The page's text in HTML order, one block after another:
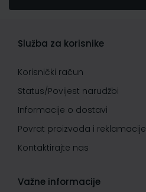
Služba za korisnike
Korisnički račun
Status/Povijest narudžbi
Informacije o dostavi
Povrat proizvoda i reklamacije
Kontaktirajte nas
Važne informacije